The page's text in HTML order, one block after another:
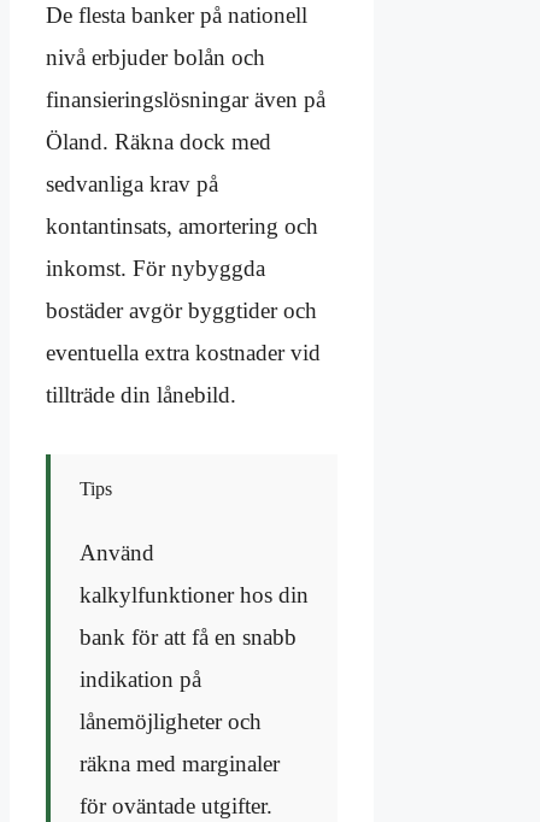
De flesta banker på nationell
nivå erbjuder bolån och
finansieringslösningar även på
Öland. Räkna dock med
sedvanliga krav på
kontantinsats, amortering och
inkomst. För nybyggda
bostäder avgör byggtider och
eventuella extra kostnader vid
tillträde din lånebild.
Tips
Använd
kalkylfunktioner hos din
bank för att få en snabb
indikation på
lånemöjligheter och
räkna med marginaler
för oväntade utgifter.